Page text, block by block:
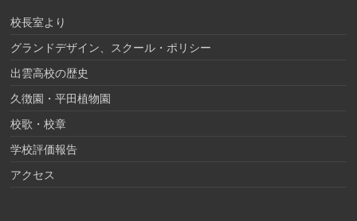
校長室より
グランドデザイン、スクール・ポリシー
出雲高校の歴史
久徴園・平田植物園
校歌・校章
学校評価報告
アクセス